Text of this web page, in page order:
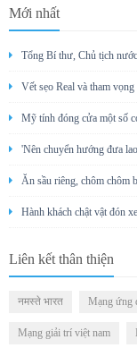
Mới nhất
Tổng Bí thư, Chủ tịch
Vết sẹo Real và tham
Mỹ tính đóng cửa một số
'Nên chuyển hướng đưa
Ăn sầu riêng, chôm chôm
Hành khách chật vật đón
Liên kết thân thiện
नमस्ते भारत Mạng ứng
Mạng giải trí việt nam